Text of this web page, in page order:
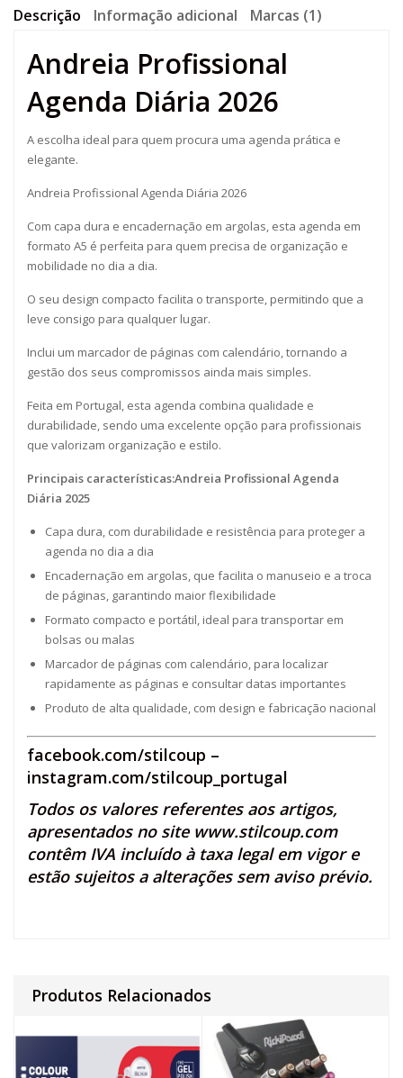
Descrição Informação adicional Marcas (1)
Andreia Profissional
Agenda Diária 2026
A escolha ideal para quem procura uma agenda prática e
elegante.
Andreia Profissional Agenda Diária 2026
Com capa dura e encadernação em argolas, esta agenda em
formato A5 é perfeita para quem precisa de organização e
mobilidade no dia a dia.
O seu design compacto facilita o transporte, permitindo que a
leve consigo para qualquer lugar.
Inclui um marcador de páginas com calendário, tornando a
gestão dos seus compromissos ainda mais simples.
Feita em Portugal, esta agenda combina qualidade e
durabilidade, sendo uma excelente opção para profissionais
que valorizam organização e estilo.
Principais características:Andreia Profissional Agenda
Diária 2025
Capa dura, com durabilidade e resistência para proteger a
agenda no dia a dia
Encadernação em argolas, que facilita o manuseio e a troca
de páginas, garantindo maior flexibilidade
Formato compacto e portátil, ideal para transportar em
bolsas ou malas
Marcador de páginas com calendário, para localizar
rapidamente as páginas e consultar datas importantes
Produto de alta qualidade, com design e fabricação nacional
facebook.com/stilcoup –
instagram.com/stilcoup_portugal
Todos os valores referentes aos artigos,
apresentados no site www.stilcoup.com
contêm IVA incluído à taxa legal em vigor e
estão sujeitos a alterações sem aviso prévio.
Produtos Relacionados